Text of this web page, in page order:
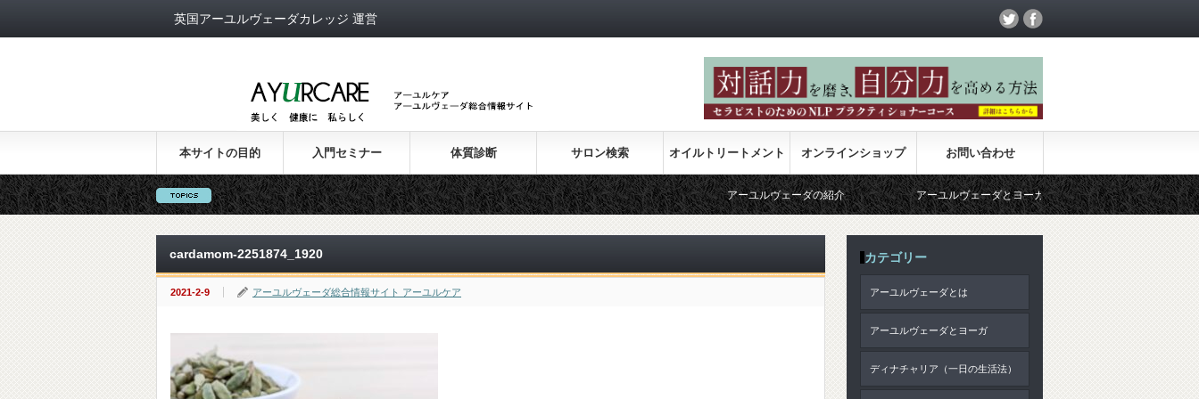
本サイトの目的 入門セミナー 体質診断 サロン検索 オイルトリートメント オンラインショップ お問い合わせ
アーユルヴェーダの紹介 アーユルヴェーダとヨーガ サンキャ哲学
英国アーユルヴェーダカレッジ 運営
cardamom-2251874_1920
2021-2-9 アーユルヴェーダ総合情報サイト アーユルケア
カテゴリー
アーユルヴェーダとは
アーユルヴェーダとヨーガ
ディナチャリア（一日の生活法）